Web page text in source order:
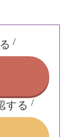
する